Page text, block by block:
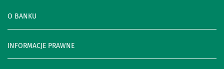
O BANKU
INFORMACJE PRAWNE